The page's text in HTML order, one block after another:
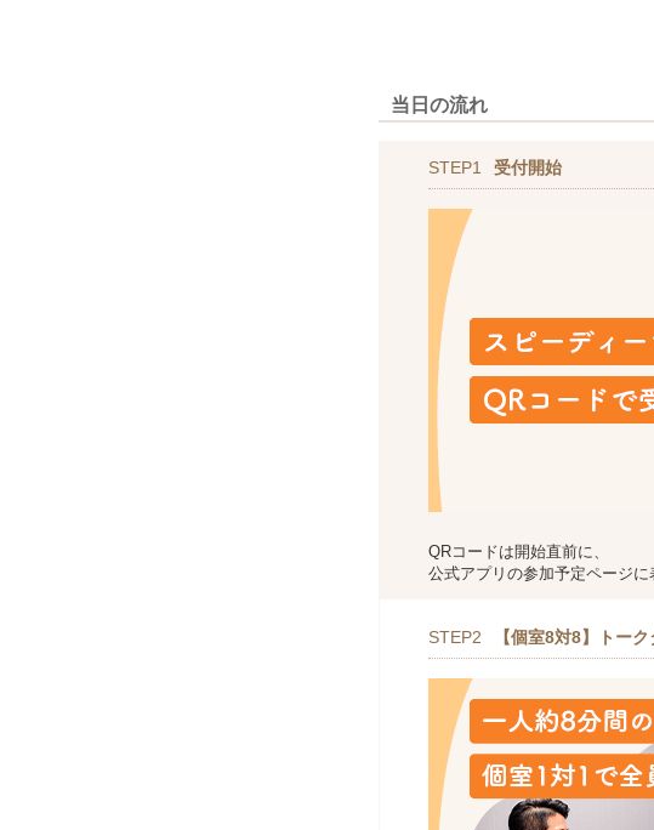
当日の流れ
STEP1 受付開始
QRコードは開始直前に、
公式アプリの参加予定ページに
STEP2 【個室8対8】トー